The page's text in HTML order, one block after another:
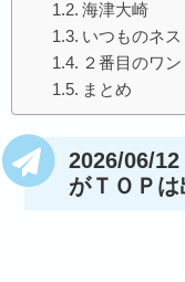
海津大崎
いつものネス
２番目のワ
まとめ
2026/06/
がＴＯＰは